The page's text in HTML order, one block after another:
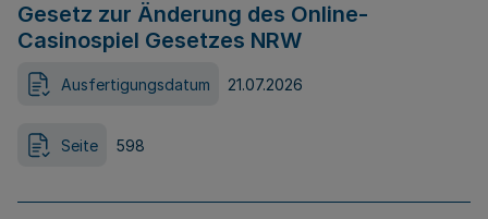
Gesetz zur Änderung des Online-
Casinospiel Gesetzes NRW
Ausfertigungsdatum 21.07.2026
Seite 598